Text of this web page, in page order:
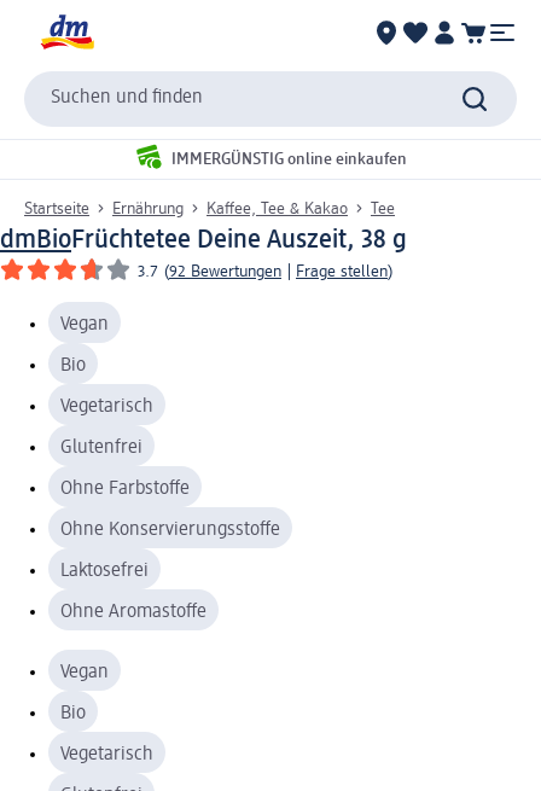
Suchen und finden
IMMERGÜNSTIG online einkaufen
Startseite Ernährung Kaffee, Tee & Kakao Tee
dmBioFrüchtetee Deine Auszeit, 38 g
3.7 (92 Bewertungen Frage stellen)
Vegan
Bio
Vegetarisch
Glutenfrei
Ohne Farbstoffe
Ohne Konservierungsstoffe
Laktosefrei
Ohne Aromastoffe
Vegan
Bio
Vegetarisch